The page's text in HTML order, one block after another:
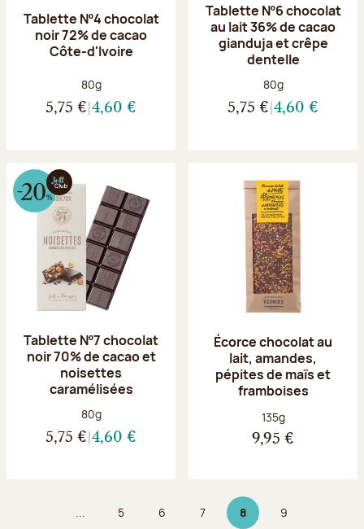
Tablette Nº4 chocolat
noir 72% de cacao
Côte-d'Ivoire
Poids net :
80g
5,75 € 4,60 €
Tablette Nº6 chocolat
au lait 36% de cacao
gianduja et crêpe
dentelle
Poids net :
80g
5,75 € 4,60 €
Tablette Nº7 chocolat
noir 70% de cacao et
noisettes
caramélisées
Poids net :
80g
5,75 € 4,60 €
Écorce chocolat au
lait, amandes,
pépites de maïs et
framboises
Poids net :
135g
9,95 €
... Page
5 Page
6 Page
7 8Page 8 sur 9
Page
9